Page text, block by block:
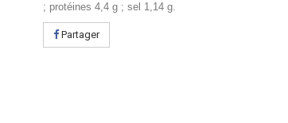
; protéines 4,4 g ; sel 1,14 g.
Partager